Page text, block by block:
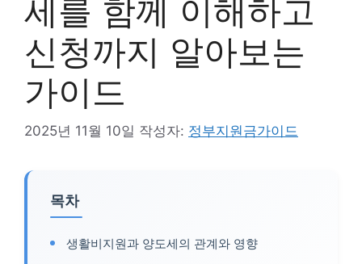
세를 함께 이해하고
신청까지 알아보는
가이드
2025년 11월 10일 작성자: 정부지원금가이드
목차
생활비지원과 양도세의 관계와 영향